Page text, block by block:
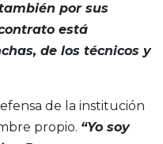
por sus
está
de los técnicos y
de la institución
propio. “Yo soy